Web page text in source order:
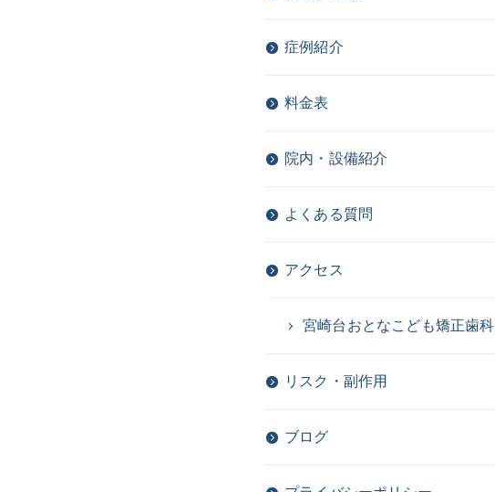
症例紹介
料金表
院内・設備紹介
よくある質問
アクセス
宮崎台おとなこども矯正歯科
リスク・副作用
ブログ